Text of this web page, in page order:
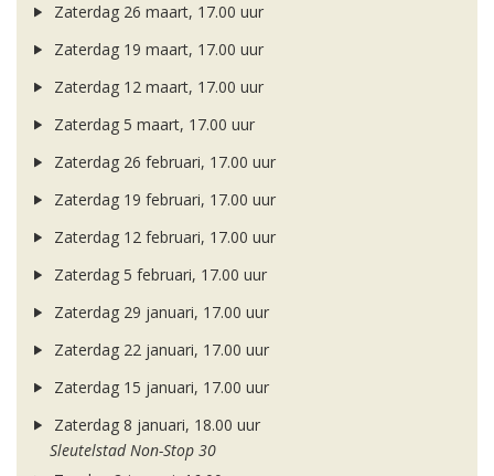
Zaterdag 26 maart, 17.00 uur
Zaterdag 19 maart, 17.00 uur
Zaterdag 12 maart, 17.00 uur
Zaterdag 5 maart, 17.00 uur
Zaterdag 26 februari, 17.00 uur
Zaterdag 19 februari, 17.00 uur
Zaterdag 12 februari, 17.00 uur
Zaterdag 5 februari, 17.00 uur
Zaterdag 29 januari, 17.00 uur
Zaterdag 22 januari, 17.00 uur
Zaterdag 15 januari, 17.00 uur
Zaterdag 8 januari, 18.00 uur
Sleutelstad Non-Stop 30